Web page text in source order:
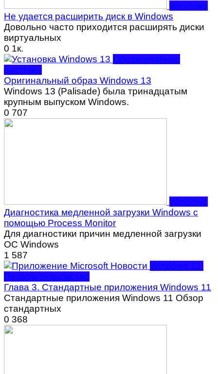
Windows
Не удается расширить диск в Windows
Довольно часто приходится расширять диски
виртуальных
0 1к.
Операционные
системы
Оригинальный образ Windows 13
Windows 13 (Palisade) была тринадцатым
крупным выпуском Windows.
0 707
Windows
Диагностика медленной загрузки Windows с
помощью Process Monitor
Для диагностики причин медленной загрузки
ОС Windows
1 587
Windows 11.
Первое знакомство
Глава 3. Стандартные приложения Windows 11
Стандартные приложения Windows 11 Обзор
стандартных
0 368